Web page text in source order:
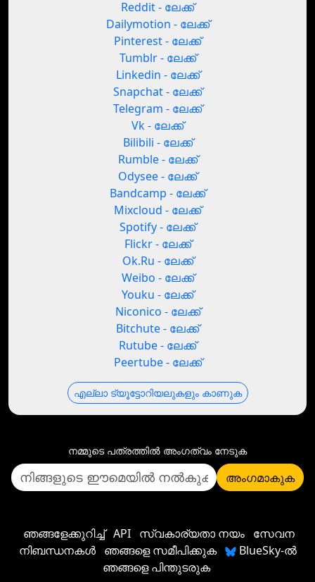
Reddit - ലേക്ക്
Dailymotion - ലേക്ക്
Pinterest - ലേക്ക്
Tumblr - ലേക്ക്
Linkedin - ലേക്ക്
Snapchat - ലേക്ക്
Telegram - ലേക്ക്
Vk - ലേക്ക്
Bilibili - ലേക്ക്
Rumble - ലേക്ക്
Odysee - ലേക്ക്
Bandcamp - ലേക്ക്
Mixcloud - ലേക്ക്
Spotify - ലേക്ക്
Flickr - ലേക്ക്
Ok.Ru - ലേക്ക്
Weibo - ലേക്ക്
Youku - ലേക്ക്
Niconico - ലേക്ക്
Bitchute - ലേക്ക്
Rutube - ലേക്ക്
Peertube - ലേക്ക്
എല്ലാ ട്യൂട്ടോറിയലുകളും കാണുക
നമ്മുടെ പത്രത്തില്‍ അംഗത്വം നേടുക
അംഗമാകുക
ഞങ്ങളേക്കുറിച്ച് API സ്വകാര്യതാ നയം സേവന
നിബന്ധനകൾ
ഞങ്ങളെ സമീപിക്കുക
BlueSky-ൽ
ഞങ്ങളെ പിന്തുടരുക